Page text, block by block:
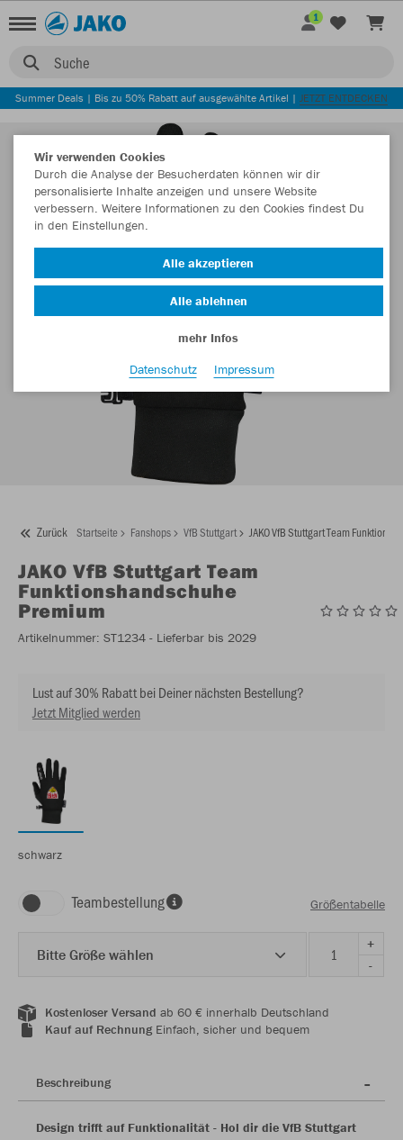
Suche
1
Summer Deals | Bis zu 50% Rabatt auf ausgewählte Artikel | JETZT ENTDECKEN
Zurück Startseite Fanshops VfB Stuttgart JAKO VfB Stuttgart Team
JAKO VfB Stuttgart Team
Funktionshandschuhe
Premium
Artikelnummer: ST1234 - Lieferbar bis 2029
Lust auf 30% Rabatt bei Deiner nächsten Bestellung?
Jetzt Mitglied werden
schwarz
Teambestellung Größentabelle
Bitte Größe wählen
+
-
Kostenloser Versand ab 60 € innerhalb Deutschland
Kauf auf RechnungEinfach, sicher und bequem
Beschreibung
Design trifft auf Funktionalität - Hol dir die VfB Stuttgart
Wir verwenden Cookies
Durch die Analyse der Besucherdaten können wir dir
personalisierte Inhalte anzeigen und unsere Website
verbessern. Weitere Informationen zu den Cookies findest Du
in den Einstellungen.
Alle akzeptieren
Alle ablehnen
mehr Infos
Datenschutz
Impressum